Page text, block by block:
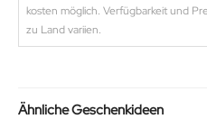
kosten möglich. Verfügbarkeit und
zu Land variien.
Ähnliche Geschenkideen